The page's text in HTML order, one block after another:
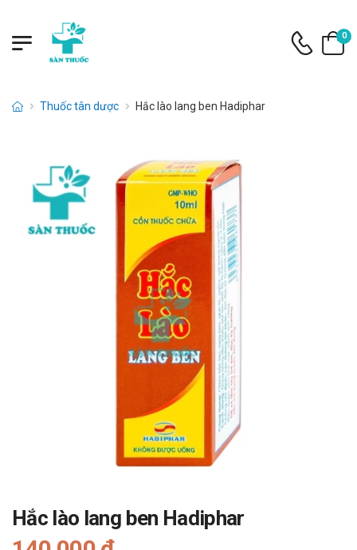
0
Thuốc tân dược Hắc lào lang ben Hadiphar
Hắc lào lang ben Hadiphar